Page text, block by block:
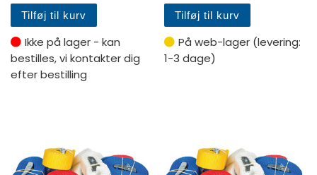
Tilføj til kurv
Ikke på lager - kan
bestilles, vi kontakter dig
efter bestilling
Tilføj til kurv
På web-lager (levering:
1-3 dage)